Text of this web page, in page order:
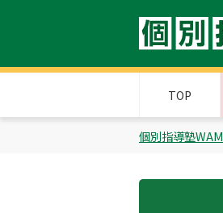
TOP
個別指導塾WAM